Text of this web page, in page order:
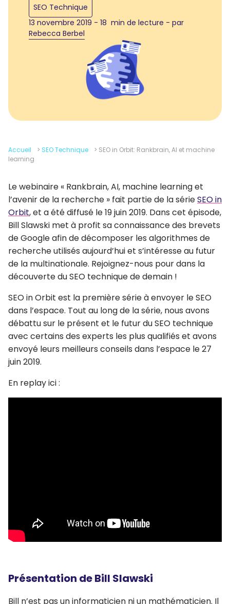
SEO Technique
13 novembre 2019 - 18 min de lecture - par
Rebecca Berbel
Accueil > SEO Technique > SEO in Orbit: Rankbrain, AI et machine
learning
Le webinaire « Rankbrain, AI, machine learning et
l’avenir de la recherche » fait partie de la sérieSEO in
Orbit, et a été diffusé le 19 juin 2019. Dans cet épisode,
Bill Slawski met à profit sa connaissance des brevets
de Google afin de décomposer les algorithmes de
recherche utilisés aujourd’hui et s’intéresse au futur
de la multinationale. Rejoignez-nous pour dans la
découverte du SEO technique de demain !
SEO in Orbit est la première série à envoyer le SEO
dans l’espace. Tout au long de la série, nous avons
débattu sur le présent et le futur du SEO technique
avec certains des experts les plus qualifiés et avons
envoyé leurs meilleurs conseils dans l’espace le 27
juin 2019.
En replay ici :
Présentation de Bill Slawski
Bill n’est pas un informaticien ni un mathématicien. Il